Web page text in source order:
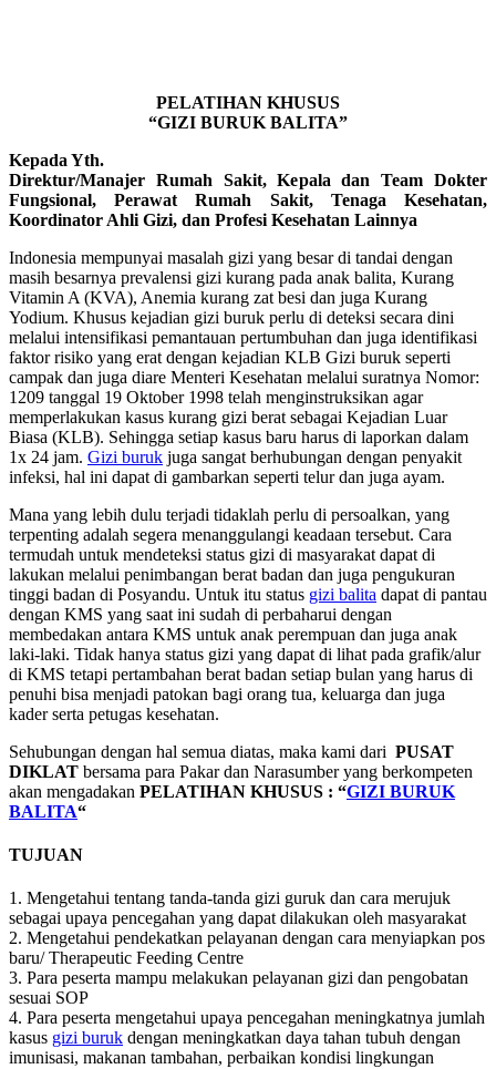
PELATIHAN KHUSUS
“GIZI BURUK BALITA”
Kepada Yth.
Direktur/Manajer Rumah Sakit, Kepala dan Team Dokter
Fungsional, Perawat Rumah Sakit, Tenaga Kesehatan,
Koordinator Ahli Gizi, dan Profesi Kesehatan Lainnya
Indonesia mempunyai masalah gizi yang besar di tandai dengan
masih besarnya prevalensi gizi kurang pada anak balita, Kurang
Vitamin A (KVA), Anemia kurang zat besi dan juga Kurang
Yodium. Khusus kejadian gizi buruk perlu di deteksi secara dini
melalui intensifikasi pemantauan pertumbuhan dan juga identifikasi
faktor risiko yang erat dengan kejadian KLB Gizi buruk seperti
campak dan juga diare Menteri Kesehatan melalui suratnya Nomor:
1209 tanggal 19 Oktober 1998 telah menginstruksikan agar
memperlakukan kasus kurang gizi berat sebagai Kejadian Luar
Biasa (KLB). Sehingga setiap kasus baru harus di laporkan dalam
1x 24 jam. Gizi buruk juga sangat berhubungan dengan penyakit
infeksi, hal ini dapat di gambarkan seperti telur dan juga ayam.
Mana yang lebih dulu terjadi tidaklah perlu di persoalkan, yang
terpenting adalah segera menanggulangi keadaan tersebut. Cara
termudah untuk mendeteksi status gizi di masyarakat dapat di
lakukan melalui penimbangan berat badan dan juga pengukuran
tinggi badan di Posyandu. Untuk itu status gizi balita dapat di pantau
dengan KMS yang saat ini sudah di perbaharui dengan
membedakan antara KMS untuk anak perempuan dan juga anak
laki-laki. Tidak hanya status gizi yang dapat di lihat pada grafik/alur
di KMS tetapi pertambahan berat badan setiap bulan yang harus di
penuhi bisa menjadi patokan bagi orang tua, keluarga dan juga
kader serta petugas kesehatan.
Sehubungan dengan hal semua diatas, maka kami dari PUSAT
DIKLAT bersama para Pakar dan Narasumber yang berkompeten
akan mengadakan PELATIHAN KHUSUS : “GIZI BURUK
BALITA“
TUJUAN
1. Mengetahui tentang tanda-tanda gizi guruk dan cara merujuk
sebagai upaya pencegahan yang dapat dilakukan oleh masyarakat
2. Mengetahui pendekatkan pelayanan dengan cara menyiapkan pos
baru/ Therapeutic Feeding Centre
3. Para peserta mampu melakukan pelayanan gizi dan pengobatan
sesuai SOP
4. Para peserta mengetahui upaya pencegahan meningkatnya jumlah
kasus gizi buruk dengan meningkatkan daya tahan tubuh dengan
imunisasi, makanan tambahan, perbaikan kondisi lingkungan